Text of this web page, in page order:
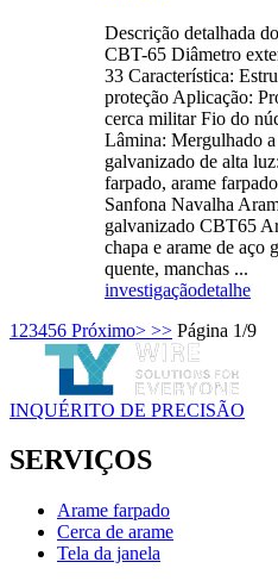
Descrição detalhada
CBT-65 Diâmetro
33 Característica:
proteção Aplicação:
cerca militar Fio do
Lâmina: Mergulhado
galvanizado de alta
farpado, arame
Sanfona Navalha
galvanizado CBT65
chapa e arame de aço
quente, manchas ...
investigaçãodetalhe
1 23456 Próximo> >> Página 1/9
INQUÉRITO DE PRECISÃO
SERVIÇOS
Arame farpado
Cerca de arame
Tela da janela